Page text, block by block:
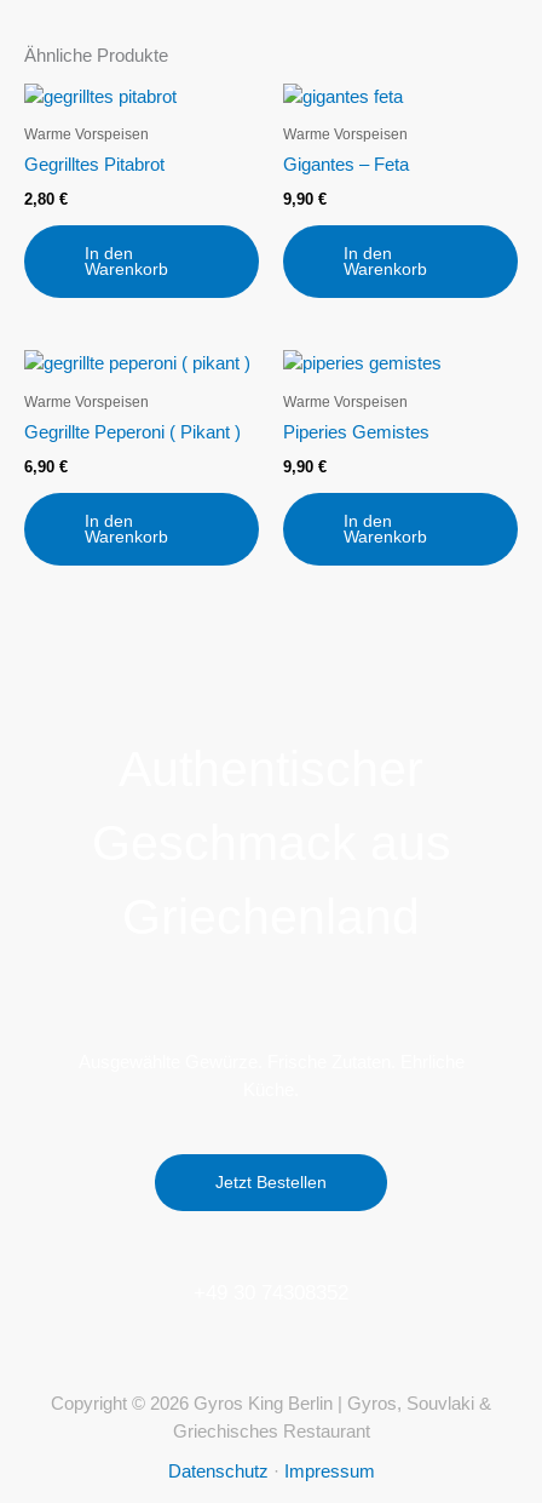
Ähnliche Produkte
Warme Vorspeisen
Gegrilltes Pitabrot
2,80 €
In den
Warenkorb
Warme Vorspeisen
Gigantes – Feta
9,90 €
In den
Warenkorb
Warme Vorspeisen
Gegrillte Peperoni ( Pikant )
6,90 €
In den
Warenkorb
Warme Vorspeisen
Piperies Gemistes
9,90 €
In den
Warenkorb
Jetzt Bestellen
Copyright © 2026 Gyros King Berlin | Gyros, Souvlaki &
Griechisches Restaurant
Datenschutz · Impressum